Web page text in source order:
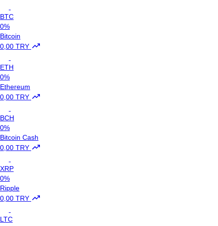
BTC
0%
Bitcoin
0,00 TRY
ETH
0%
Ethereum
0,00 TRY
BCH
0%
Bitcoin Cash
0,00 TRY
XRP
0%
Ripple
0,00 TRY
LTC